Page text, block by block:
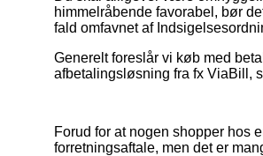
himmelråbende favorabel, bør
fald omfavnet af
Generelt foreslår vi køb med
afbetalingsløsning fra fx ViaBill,
Forud for at nogen shopper hos
forretningsaftale, men det er